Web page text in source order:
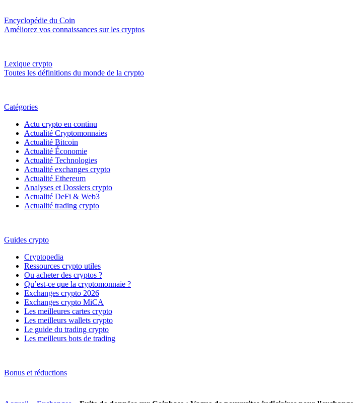
Encyclopédie du Coin
Améliorez vos connaissances sur les cryptos
Lexique crypto
Toutes les définitions du monde de la crypto
Catégories
Actu crypto en continu
Actualité Cryptomonnaies
Actualité Bitcoin
Actualité Économie
Actualité Technologies
Actualité exchanges crypto
Actualité Ethereum
Analyses et Dossiers crypto
Actualité DeFi & Web3
Actualité trading crypto
Guides crypto
Cryptopedia
Ressources crypto utiles
Ou acheter des cryptos ?
Qu’est-ce que la cryptomonnaie ?
Exchanges crypto 2026
Exchanges crypto MiCA
Les meilleures cartes crypto
Les meilleurs wallets crypto
Le guide du trading crypto
Les meilleurs bots de trading
Bonus et réductions